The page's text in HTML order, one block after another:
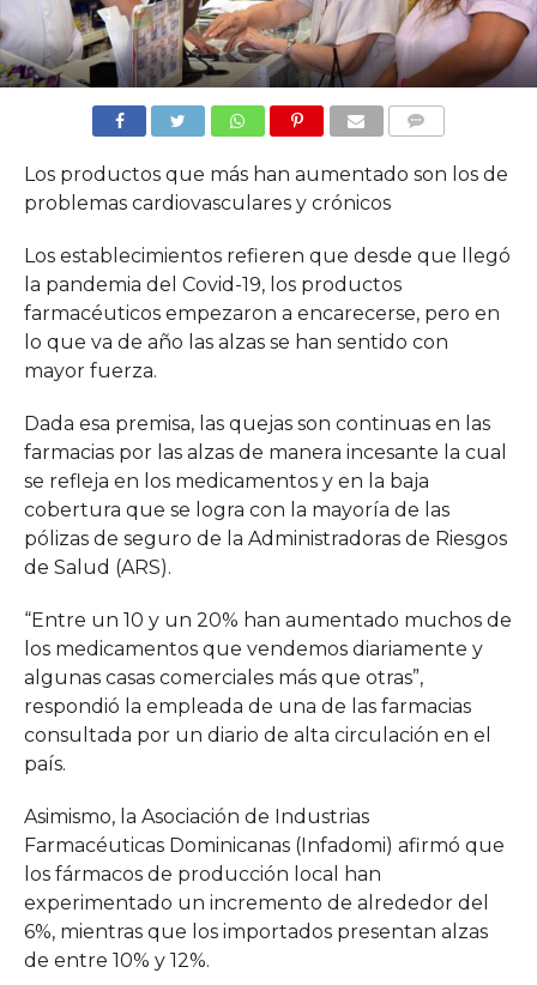
Los productos que más han aumentado son los de
problemas cardiovasculares y crónicos
Los establecimientos refieren que desde que llegó
la pandemia del Covid-19, los productos
farmacéuticos empezaron a encarecerse, pero en
lo que va de año las alzas se han sentido con
mayor fuerza.
Dada esa premisa, las quejas son continuas en las
farmacias por las alzas de manera incesante la cual
se refleja en los medicamentos y en la baja
cobertura que se logra con la mayoría de las
pólizas de seguro de la Administradoras de Riesgos
de Salud (ARS).
“Entre un 10 y un 20% han aumentado muchos de
los medicamentos que vendemos diariamente y
algunas casas comerciales más que otras”,
respondió la empleada de una de las farmacias
consultada por un diario de alta circulación en el
país.
Asimismo, la Asociación de Industrias
Farmacéuticas Dominicanas (Infadomi) afirmó que
los fármacos de producción local han
experimentado un incremento de alrededor del
6%, mientras que los importados presentan alzas
de entre 10% y 12%.